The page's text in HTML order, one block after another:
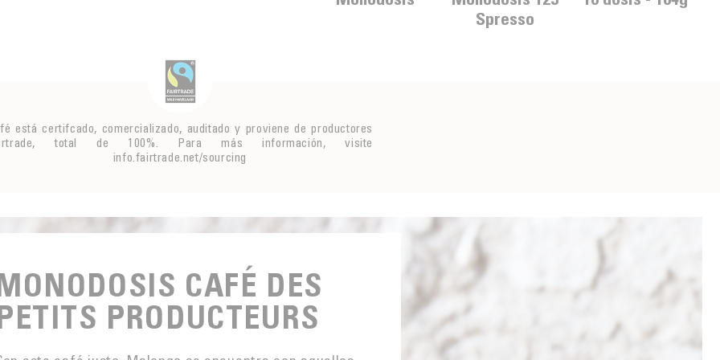
Spresso
está certifcado, comercializado, auditado y proviene de productores
total de 100%. Para más información, visite
info.fairtrade.net/sourcing
CAFÉ DES
PRODUCTEURS